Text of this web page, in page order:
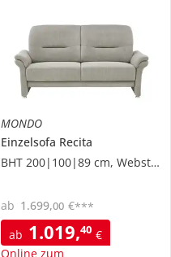
MONDO
Einzelsofa Recita
BHT 200|100|89 cm, Webstoff
ab 1.019,40 €
Online zum
ab 1.699,00 €***